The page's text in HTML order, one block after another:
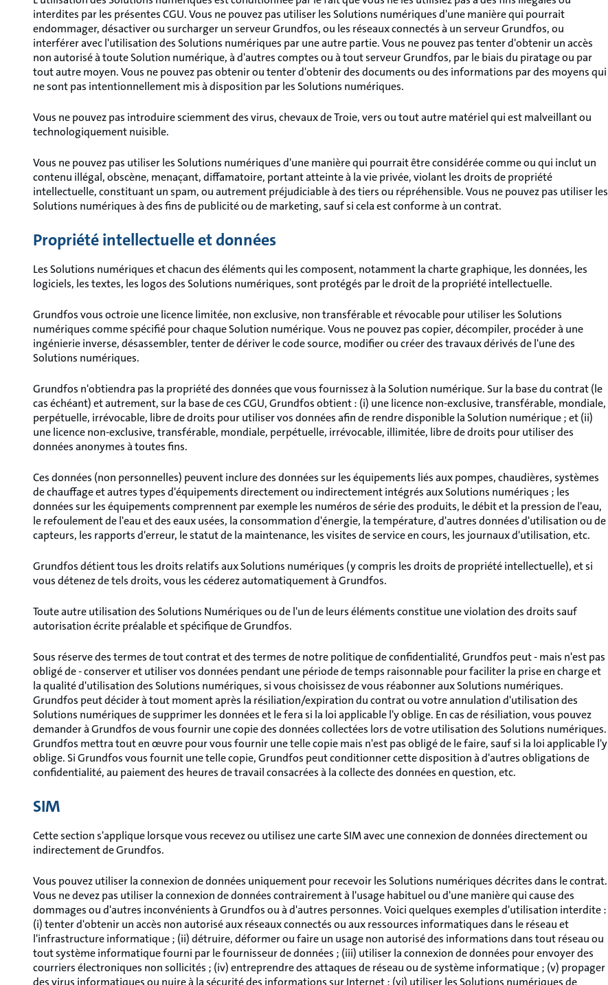
interdites par les présentes CGU. Vous ne pouvez pas utiliser les Solutions numériques d'une manière qui pourrait
endommager, désactiver ou surcharger un serveur Grundfos, ou les réseaux connectés à un serveur Grundfos, ou
interférer avec l'utilisation des Solutions numériques par une autre partie. Vous ne pouvez pas tenter d'obtenir un accès
non autorisé à toute Solution numérique, à d'autres comptes ou à tout serveur Grundfos, par le biais du piratage ou par
tout autre moyen. Vous ne pouvez pas obtenir ou tenter d'obtenir des documents ou des informations par des moyens qui
ne sont pas intentionnellement mis à disposition par les Solutions numériques.
Vous ne pouvez pas introduire sciemment des virus, chevaux de Troie, vers ou tout autre matériel qui est malveillant ou
technologiquement nuisible.
Vous ne pouvez pas utiliser les Solutions numériques d'une manière qui pourrait être considérée comme ou qui inclut un
contenu illégal, obscène, menaçant, diffamatoire, portant atteinte à la vie privée, violant les droits de propriété
intellectuelle, constituant un spam, ou autrement préjudiciable à des tiers ou répréhensible. Vous ne pouvez pas utiliser les
Solutions numériques à des fins de publicité ou de marketing, sauf si cela est conforme à un contrat.
Propriété intellectuelle et données
Les Solutions numériques et chacun des éléments qui les composent, notamment la charte graphique, les données, les
logiciels, les textes, les logos des Solutions numériques, sont protégés par le droit de la propriété intellectuelle.
Grundfos vous octroie une licence limitée, non exclusive, non transférable et révocable pour utiliser les Solutions
numériques comme spécifié pour chaque Solution numérique. Vous ne pouvez pas copier, décompiler, procéder à une
ingénierie inverse, désassembler, tenter de dériver le code source, modifier ou créer des travaux dérivés de l'une des
Solutions numériques.
Grundfos n'obtiendra pas la propriété des données que vous fournissez à la Solution numérique. Sur la base du contrat (le
cas échéant) et autrement, sur la base de ces CGU, Grundfos obtient : (i) une licence non-exclusive, transférable, mondiale,
perpétuelle, irrévocable, libre de droits pour utiliser vos données afin de rendre disponible la Solution numérique ; et (ii)
une licence non-exclusive, transférable, mondiale, perpétuelle, irrévocable, illimitée, libre de droits pour utiliser des
données anonymes à toutes fins.
Ces données (non personnelles) peuvent inclure des données sur les équipements liés aux pompes, chaudières, systèmes
de chauffage et autres types d'équipements directement ou indirectement intégrés aux Solutions numériques ; les
données sur les équipements comprennent par exemple les numéros de série des produits, le débit et la pression de l'eau,
le refoulement de l'eau et des eaux usées, la consommation d'énergie, la température, d'autres données d'utilisation ou de
capteurs, les rapports d'erreur, le statut de la maintenance, les visites de service en cours, les journaux d'utilisation, etc.
Grundfos détient tous les droits relatifs aux Solutions numériques (y compris les droits de propriété intellectuelle), et si
vous détenez de tels droits, vous les céderez automatiquement à Grundfos.
Toute autre utilisation des Solutions Numériques ou de l'un de leurs éléments constitue une violation des droits sauf
autorisation écrite préalable et spécifique de Grundfos.
Sous réserve des termes de tout contrat et des termes de notre politique de confidentialité, Grundfos peut - mais n'est pas
obligé de - conserver et utiliser vos données pendant une période de temps raisonnable pour faciliter la prise en charge et
la qualité d'utilisation des Solutions numériques, si vous choisissez de vous réabonner aux Solutions numériques.
Grundfos peut décider à tout moment après la résiliation/expiration du contrat ou votre annulation d'utilisation des
Solutions numériques de supprimer les données et le fera si la loi applicable l'y oblige. En cas de résiliation, vous pouvez
demander à Grundfos de vous fournir une copie des données collectées lors de votre utilisation des Solutions numériques.
Grundfos mettra tout en œuvre pour vous fournir une telle copie mais n'est pas obligé de le faire, sauf si la loi applicable l'y
oblige. Si Grundfos vous fournit une telle copie, Grundfos peut conditionner cette disposition à d'autres obligations de
confidentialité, au paiement des heures de travail consacrées à la collecte des données en question, etc.
SIM
Cette section s'applique lorsque vous recevez ou utilisez une carte SIM avec une connexion de données directement ou
indirectement de Grundfos.
Vous pouvez utiliser la connexion de données uniquement pour recevoir les Solutions numériques décrites dans le contrat.
Vous ne devez pas utiliser la connexion de données contrairement à l'usage habituel ou d'une manière qui cause des
dommages ou d'autres inconvénients à Grundfos ou à d'autres personnes. Voici quelques exemples d'utilisation interdite :
(i) tenter d'obtenir un accès non autorisé aux réseaux connectés ou aux ressources informatiques dans le réseau et
l'infrastructure informatique ; (ii) détruire, déformer ou faire un usage non autorisé des informations dans tout réseau ou
tout système informatique fourni par le fournisseur de données ; (iii) utiliser la connexion de données pour envoyer des
courriers électroniques non sollicités ; (iv) entreprendre des attaques de réseau ou de système informatique ; (v) propager
des virus informatiques ou nuire à la sécurité des informations sur Internet ; (vi) utiliser les Solutions numériques de